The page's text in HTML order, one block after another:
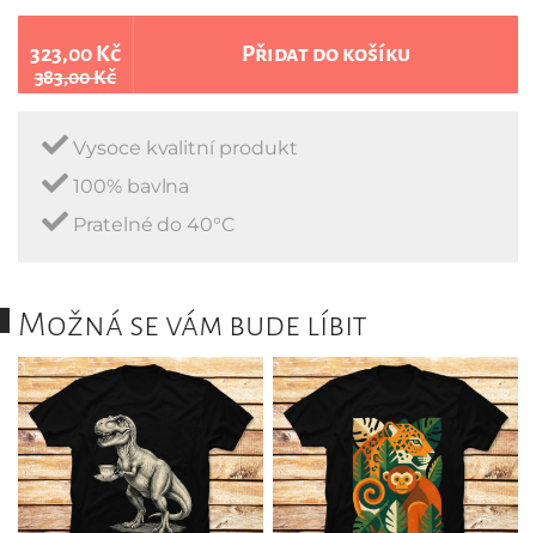
323,00 Kč
383,00 Kč
Přidat do košíku
Vysoce kvalitní produkt
100% bavlna
Pratelné do 40°C
Možná se vám bude líbit